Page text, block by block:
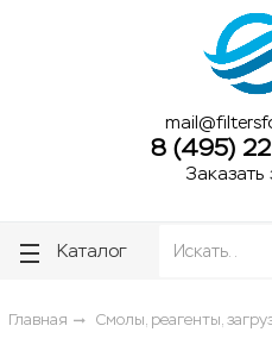
8 (495)
Заказать
Каталог
Главная Смолы, реагенты,